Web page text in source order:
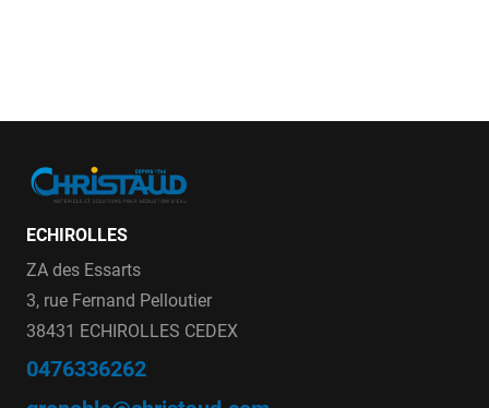
ECHIROLLES
ZA des Essarts
3, rue Fernand Pelloutier
38431 ECHIROLLES CEDEX
0476336262